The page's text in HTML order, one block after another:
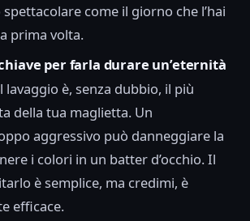
come il giorno che l’hai
prima volta.
per farla durare un’eternità
è, senza dubbio, il più
della tua maglietta. Un
aggressivo può danneggiare la
i colori in un batter d’occhio. Il
è semplice, ma credimi, è
efficace.